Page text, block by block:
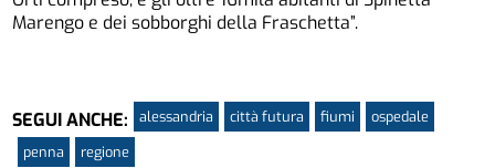
Marengo e dei sobborghi della Fraschetta”.
SEGUI ANCHE: alessandria città futura fiumi
ospedale
penna
regione